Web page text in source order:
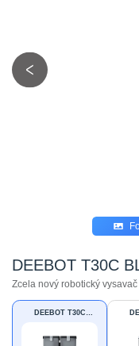
DEEBOT T30C
Zcela nový robotický
DEEBOT T30C